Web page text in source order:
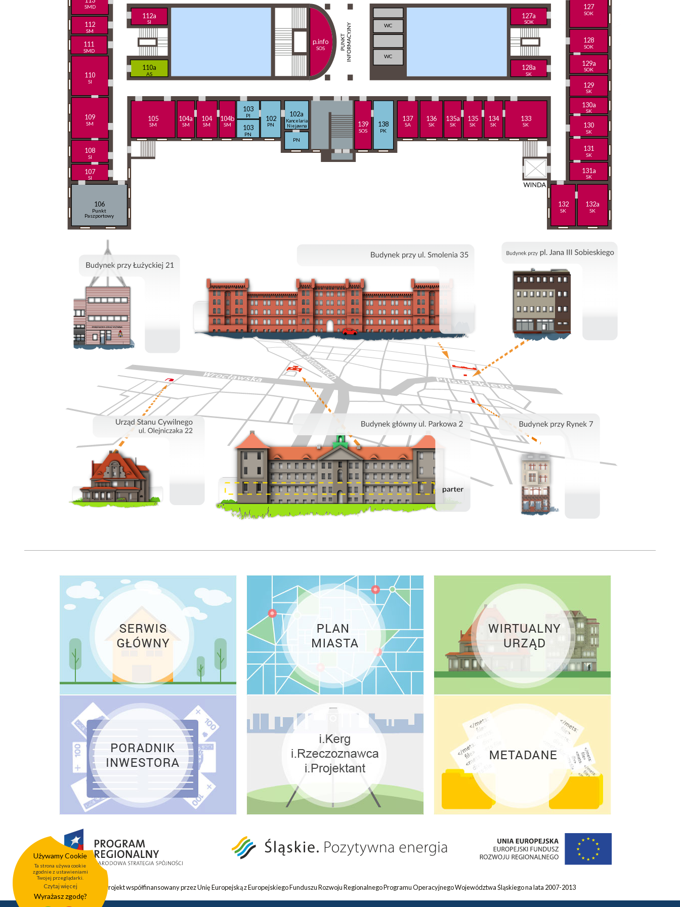
PN
WC
WC
102
PN
102a
Kancelaria
Niejawna
103
PI
103
PN
104
SM
104a
SM
104b
SM
105
SM
106
Punkt
Paszportowy
107
SI
108
SI
109
SM
110
SI
110a
AS
111
SMD
112
SM
112a
SI
SMD 127
SOK
127a
SOK
128
SOK
128a
SK
129
SK
129a
SOK
130
SK
130a
SK
131
SK
131a
SK
132
SK
132a
SK
133
SK
134
SK
135
SK
135a
SK
136
SK
137
SA
138
PK
139
SOS
p.info
SOS
Projekt współfinansowany przez Unię Europejską z Europejskiego Funduszu Rozwoju Regionalnego Programu Operacyjnego Województwa Śląskiego na lata 2007-2013
Używamy Cookie
Ta strona używa cookie
zgodnie z ustawieniami
Twojej przeglądarki.
Czytaj więcej
Wyrażasz zgodę?